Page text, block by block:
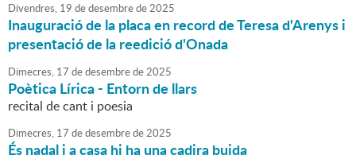
Divendres, 19 dedesembrede2025
Inauguració de la placa en record de Teresa d'Arenys i
presentació de la reedició d'Onada
Dimecres, 17 dedesembrede2025
Poètica Lírica - Entorn de llars
recital de cant i poesia
Dimecres, 17 dedesembrede2025
És nadal i a casa hi ha una cadira buida